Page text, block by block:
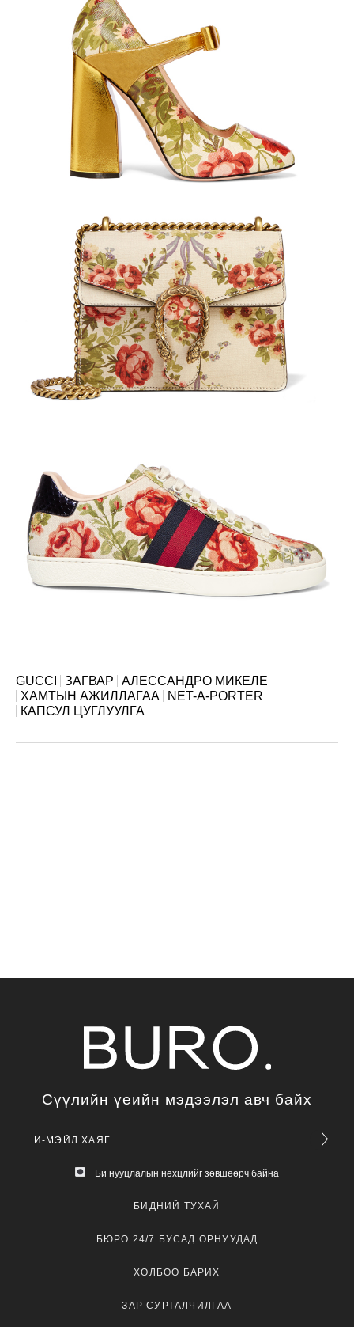
GUCCI ЗАГВАР
АЛЕССАНДРО МИКЕЛЕ
ХАМТЫН АЖИЛЛАГАА
NET-A-PORTER
КАПСУЛ ЦУГЛУУЛГА
Сүүлийн үеийн мэдээлэл авч байх
Би нууцлалын нөхцлийг зөвшөөрч байна
БИДНИЙ ТУХАЙ
БЮРО 24/7 БУСАД ОРНУУДАД
ХОЛБОО БАРИХ
ЗАР СУРТАЛЧИЛГАА